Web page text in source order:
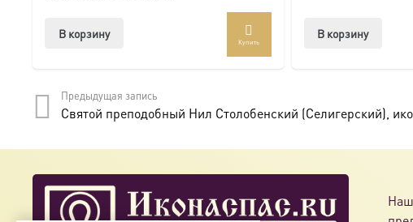
В корзину
Купить
В корзину
Предыдущая запись
Святой преподобный Нил Столобенский (Селигерский),